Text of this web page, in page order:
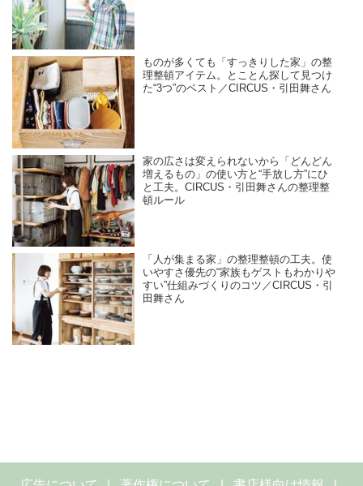
ものが多くても「すっきりした家」の整
理整頓アイテム。とことん探して見つけ
た“3つ”のベスト／CIRCUS・引田舞さん
家の広さは変えられないから「どんどん
増えるもの」の使い方と“手放し方”にひ
と工夫。CIRCUS・引田舞さんの整理整
頓ルール
「人が集まる家」の整理整頓の工夫。使
いやすさ優先の“家族もゲストもわかりや
すい”仕組みづくりのコツ／CIRCUS・引
田舞さん